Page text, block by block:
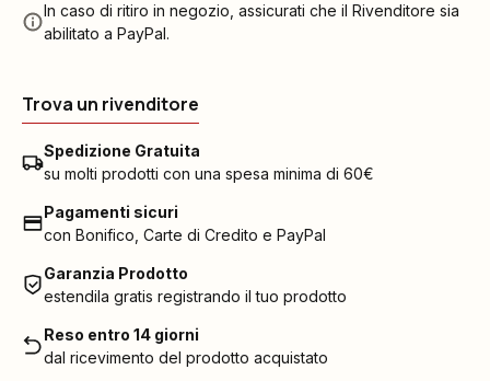
In caso di ritiro in negozio, assicurati che il Rivenditore sia
abilitato a PayPal.
Trova un rivenditore
Spedizione Gratuita
su molti prodotti con una spesa minima di 60€
Pagamenti sicuri
con Bonifico, Carte di Credito e PayPal
Garanzia Prodotto
estendila gratis registrando il tuo prodotto
Reso entro 14 giorni
dal ricevimento del prodotto acquistato